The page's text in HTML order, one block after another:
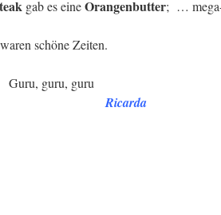
gab es eineOrangenbutter; …
schöne Zeiten.
Guru, guru, guru
Ricarda